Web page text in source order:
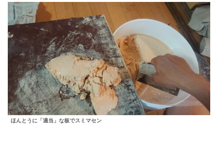
ほんとうに「適当」な板でスミマセン